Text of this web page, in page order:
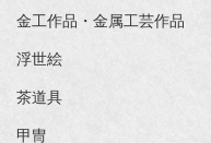
金工作品・金属工芸作品
浮世絵
茶道具
甲冑